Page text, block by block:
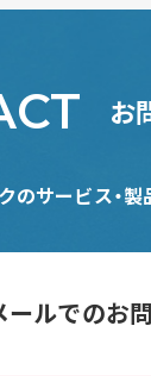
お
のサービス・
ールでのお